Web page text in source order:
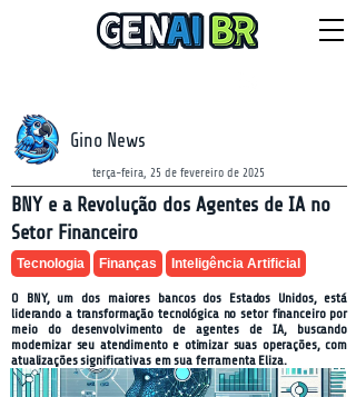
Gino News
terça-feira, 25 de fevereiro de 2025
BNY e a Revolução dos Agentes de IA no
Setor Financeiro
Tecnologia Finanças Inteligência Artificial
O BNY, um dos maiores bancos dos Estados Unidos, está
liderando a transformação tecnológica no setor financeiro por
meio do desenvolvimento de agentes de IA, buscando
modernizar seu atendimento e otimizar suas operações, com
atualizações significativas em sua ferramenta Eliza.